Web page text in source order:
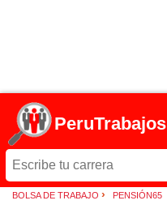
PeruTrabajos
BOLSA DE TRABAJO › PENSIÓN65